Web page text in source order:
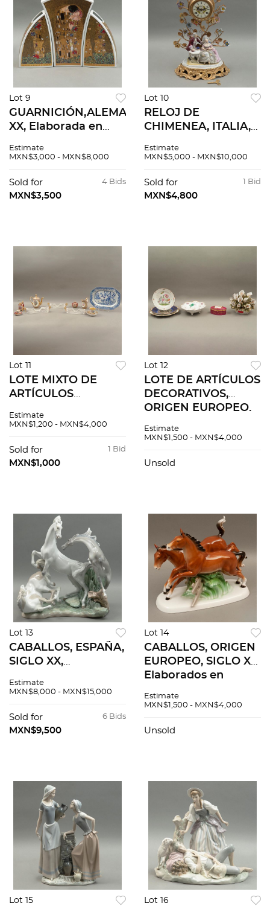
Lot 9
GUARNICIÓN,ALEMANIA,SIGLO
XX, Elaborada en
Goebel. Decorada
Retrato de Adele
Bloch-Bauer de
Estimate
MXN$3,000 - MXN$8,000
4 Bids
Sold for
MXN$3,500
Lot 10
RELOJ DE
CHIMENEA, ITALIA,
en porcelana
dorado. Sellado
Capodimonte.
Estimate
MXN$5,000 - MXN$10,000
1 Bid
Sold for
MXN$4,800
Lot 11
LOTE MIXTO DE
ARTÍCULOS
PARA MESA, ORIGEN
Elaborados en
porcelana
Estimate
MXN$1,200 - MXN$4,000
1 Bid
Sold for
MXN$1,000
Lot 12
LOTE DE ARTÍCULOS
DECORATIVOS,
ORIGEN EUROPEO.
Elaborados en
policromada.
Estimate
MXN$1,500 - MXN$4,000
Unsold
Lot 13
CABALLOS, ESPAÑA,
SIGLO XX,
porcelana
Sellados Lladró.
Acabado brillante.
Estimate
MXN$8,000 - MXN$15,000
6 Bids
Sold for
MXN$9,500
Lot 14
CABALLOS, ORIGEN
EUROPEO, SIGLO XX.
Elaborados en
policromada.
Sellado ilegible.
Estimate
MXN$1,500 - MXN$4,000
Unsold
Lot 15 Lot 16